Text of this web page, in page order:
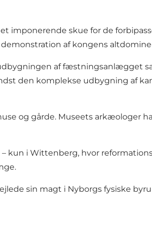
skue for de
af kongens
af fæstningsanlægget
den komplekse udbygning af
og gårde. Museets arkæologer
– kun i Wittenberg, hvor
sin magt i Nyborgs fysiske